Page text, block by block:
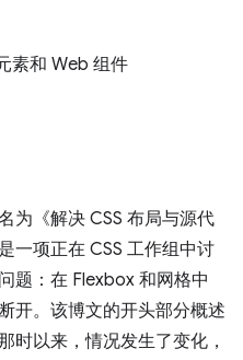
素和 Web 组件
为《解决 CSS 布局与源代
一项正在 CSS 工作组中讨
题：在 Flexbox 和网格中
开。该博文的开头部分概述
时以来，情况发生了变化，